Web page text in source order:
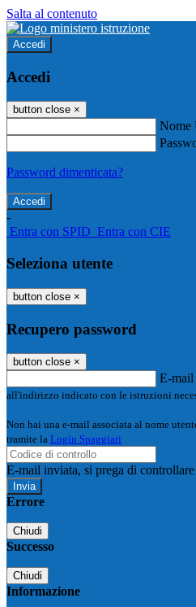
Salta al contenuto
Accedi
Accedi
button close ×
Nome
Password dimenticata?
-
Entra con SPID Entra con CIE
Seleziona utente
button close ×
Recupero password
button close ×
E-mail
all'indirizzo indicato con le istruzioni
Non hai una e-mail associata al nome
tramite la Login Spaggiari
E-mail inviata, si prega di
Errore
Chiudi
Successo
Chiudi
Informazione